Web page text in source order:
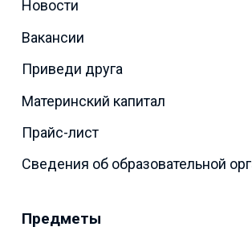
Новости
Вакансии
Приведи друга
Материнский капитал
Прайс-лист
Сведения об образовательной
Предметы